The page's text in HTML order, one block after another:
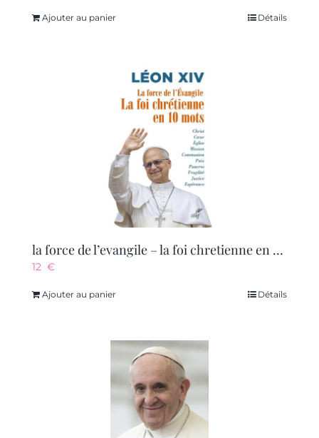
Ajouter au panier Détails
la force de l’evangile – la foi chretienne en 10 mots
12 €
Ajouter au panier Détails